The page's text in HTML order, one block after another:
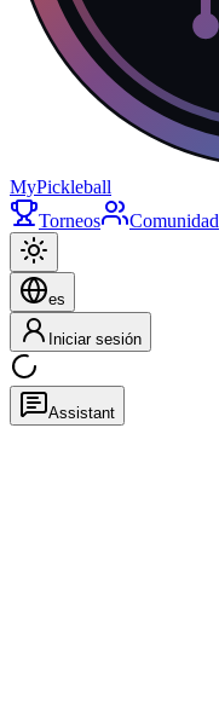
MyPickleball
Torneos
Comunidad
es
Iniciar sesión
Assistant